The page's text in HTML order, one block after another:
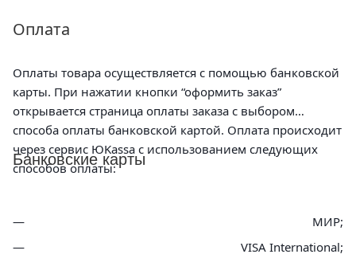
Оплата
Оплаты товара осуществляется с помощью банковской
карты. При нажатии кнопки “оформить заказ”
открывается страница оплаты заказа с выбором
способа оплаты банковской картой. Оплата происходит
через сервис ЮKassa с использованием следующих
способов оплаты:
Банковские карты
МИР;
VISA International;